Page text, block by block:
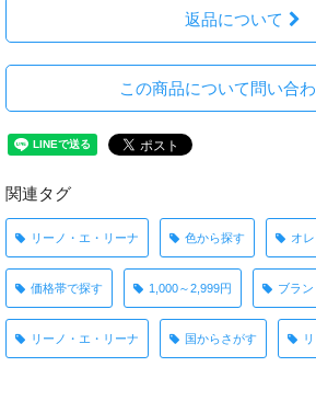
返品について
この商品について問い合
関連タグ
リーノ・エ・リーナ 色から探す オ
価格帯で探す 1,000～2,999円 ブラ
リーノ・エ・リーナ 国からさがす